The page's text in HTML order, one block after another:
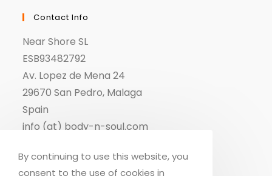
Contact Info
Near Shore SL
ESB93482792
Av. Lopez de Mena 24
29670 San Pedro, Malaga
Spain
info (at) body-n-soul.com
By continuing to use this website, you
consent to the use of cookies in